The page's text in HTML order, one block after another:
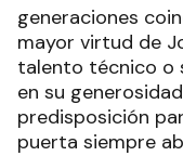
generaciones
mayor virtud de
talento técnico o
en su
predisposición
puerta siempre